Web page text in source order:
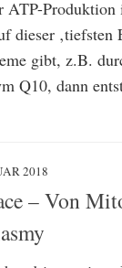
ATP-
dieser ‚tiefsten
gibt, z.B.
Q10, dann
2018
– Von